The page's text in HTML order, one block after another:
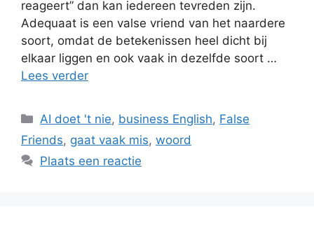
reageert” dan kan iedereen tevreden zijn.
Adequaat is een valse vriend van het naardere
soort, omdat de betekenissen heel dicht bij
elkaar liggen en ook vaak in dezelfde soort …
Lees verder
Categorieën
AI doet 't nie, business English, False
Friends, gaat vaak mis, woord
Plaats een reactie